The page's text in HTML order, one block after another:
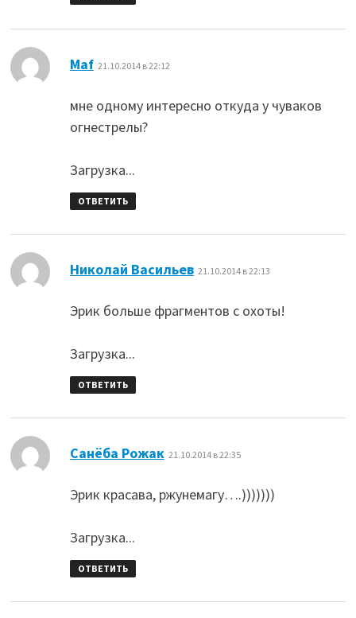
Maf: 21.10.2014 в 22:12
мне одному интересно откуда у чуваков
огнестрелы?
Загрузка...
ОТВЕТИТЬ
Николай Васильев: 21.10.2014 в 22:13
Эрик больше фрагментов с охоты!
Загрузка...
ОТВЕТИТЬ
Санёба Рожак 21.10.2014 в 22:35
Эрик красава, ржунемагу….)))))))
Загрузка...
ОТВЕТИТЬ